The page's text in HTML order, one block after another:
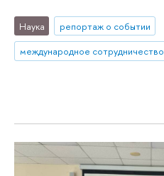
Наука
репортаж о событии
международное сотрудничество